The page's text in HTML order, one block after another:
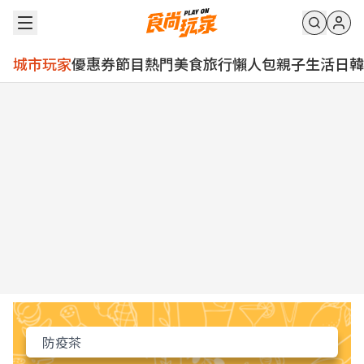
城市玩家優惠券節目熱門美食旅行懶人包親子生活日韓